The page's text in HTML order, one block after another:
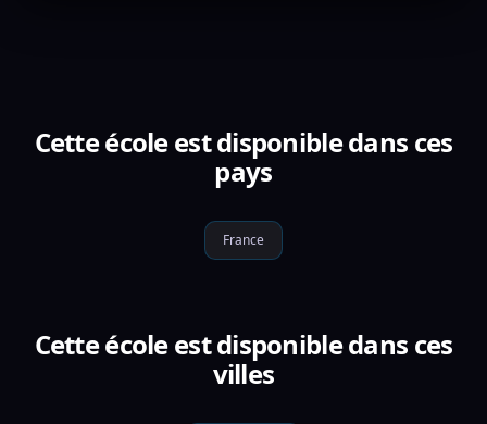
Cette école est disponible dans ces
pays
France
Cette école est disponible dans ces
villes